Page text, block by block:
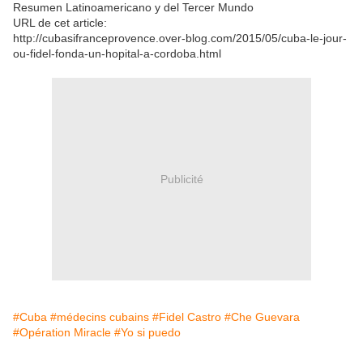
Resumen Latinoamericano y del Tercer Mundo
URL de cet article:
http://cubasifranceprovence.over-blog.com/2015/05/cuba-le-jour-
ou-fidel-fonda-un-hopital-a-cordoba.html
Publicité
#Cuba #médecins cubains #Fidel Castro #Che Guevara
#Opération Miracle #Yo si puedo